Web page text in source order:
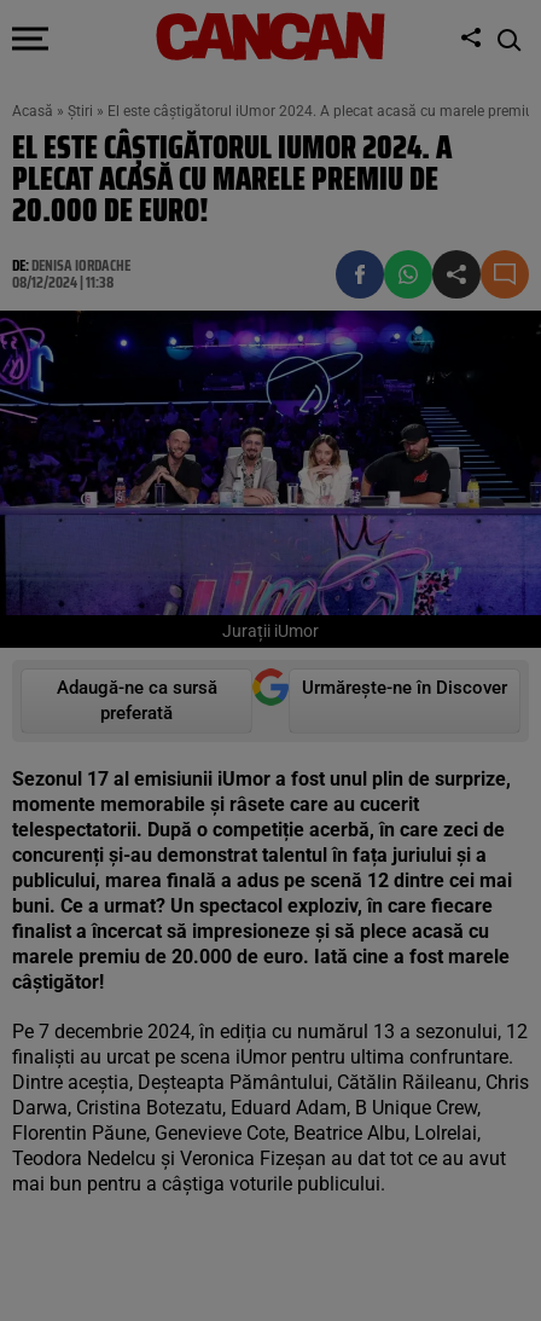
Acasă » Știri » El este câștigătorul iUmor 2024. A plecat acasă cu marele premiu
EL ESTE CÂȘTIGĂTORUL IUMOR 2024. A
PLECAT ACASĂ CU MARELE PREMIU DE
20.000 DE EURO!
DE:DENISA IORDACHE
08/12/2024 | 11:38
Jurații iUmor
Adaugă-ne ca sursă
preferată
Urmărește-ne în Discover
Sezonul 17 al emisiunii iUmor a fost unul plin de surprize,
momente memorabile și râsete care au cucerit
telespectatorii. După o competiție acerbă, în care zeci de
concurenți și-au demonstrat talentul în fața juriului și a
publicului, marea finală a adus pe scenă 12 dintre cei mai
buni. Ce a urmat? Un spectacol exploziv, în care fiecare
finalist a încercat să impresioneze și să plece acasă cu
marele premiu de 20.000 de euro. Iată cine a fost marele
câștigător!
Pe 7 decembrie 2024, în ediția cu numărul 13 a sezonului, 12
finaliști au urcat pe scena iUmor pentru ultima confruntare.
Dintre aceștia, Deșteapta Pământului, Cătălin Răileanu, Chris
Darwa, Cristina Botezatu, Eduard Adam, B Unique Crew,
Florentin Păune, Genevieve Cote, Beatrice Albu, Lolrelai,
Teodora Nedelcu și Veronica Fizeșan au dat tot ce au avut
mai bun pentru a câștiga voturile publicului.